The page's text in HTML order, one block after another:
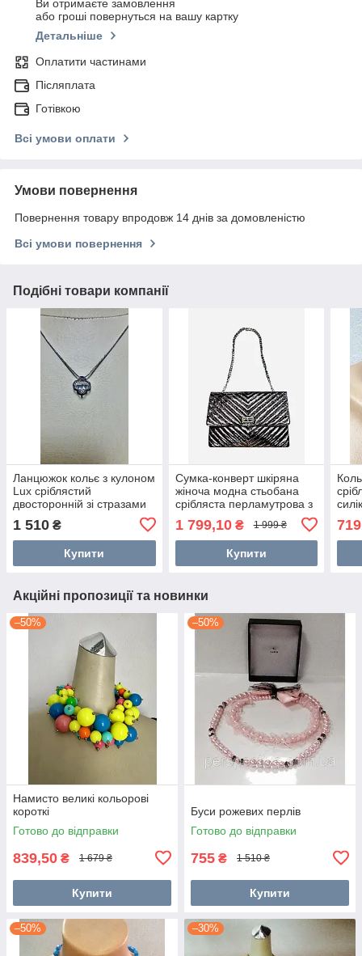
Ви отримаєте замовлення
або гроші повернуться на вашу картку
Детальніше
Оплатити частинами
Післяплата
Готівкою
Всі умови оплати
Умови повернення
Повернення товару впродовж 14 днів за домовленістю
Всі умови повернення
Подібні товари компанії
Ланцюжок кольє з кулоном
Lux сріблястий
двосторонній зі стразами
1 510 ₴
Купити
Сумка-конверт шкіряна
жіноча модна стьобана
срібляста перламутрова з
1 799,10₴ 1 999 ₴
Купити
Акційні пропозиції та новинки
–50%
Намисто великі кольорові
короткі
Готово до відправки
839,50 ₴ 1 679 ₴
Купити
–50%
Буси рожевих перлів
Готово до відправки
755 ₴ 1 510 ₴
Купити
–50% –30%